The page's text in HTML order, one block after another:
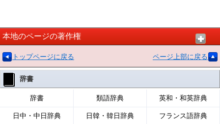
本地のページの著作権
トップページに戻る ページ上部に戻る
辞書
辞書 類語辞典 英和・和英辞典
日中・中日辞典 日韓・韓日辞典 フランス語辞典